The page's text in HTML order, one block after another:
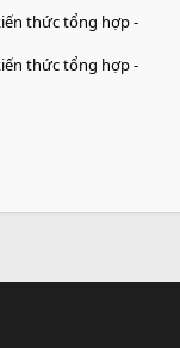
thức tổng hợp -
thức tổng hợp -